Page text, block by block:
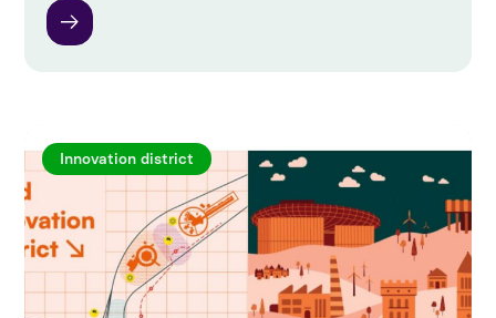
Innovation district